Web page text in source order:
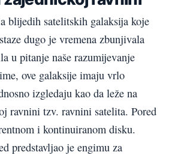
blijedih satelitskih galaksija koje
dugo je vremena zbunjivala
u pitanje naše razumijevanje
ove galaksije imaju vrlo
izgledaju kao da leže na
ravnini tzv. ravnini satelita. Pored
i kontinuiranom disku.
predstavljao je engimu za